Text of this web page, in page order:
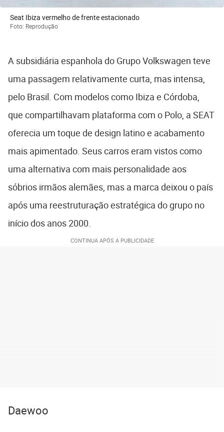
Seat Ibiza vermelho de frente estacionado
Foto: Reprodução
A subsidiária espanhola do Grupo Volkswagen teve
uma passagem relativamente curta, mas intensa,
pelo Brasil. Com modelos como Ibiza e Córdoba,
que compartilhavam plataforma com o Polo, a SEAT
oferecia um toque de design latino e acabamento
mais apimentado. Seus carros eram vistos como
uma alternativa com mais personalidade aos
sóbrios irmãos alemães, mas a marca deixou o país
após uma reestruturação estratégica do grupo no
início dos anos 2000.
Daewoo